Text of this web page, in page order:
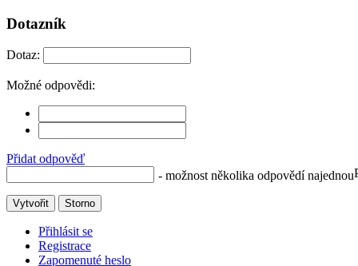
Dotazník
Dotaz:
Možné odpovědi:
Přidat odpověď
- možnost několika odpovědí najednou
Vytvořit Storno
Přihlásit se
Registrace
Zapomenuté heslo